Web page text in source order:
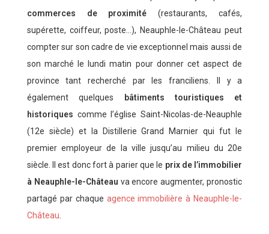
commerces de proximité (restaurants, cafés,
supérette, coiffeur, poste…), Neauphle-le-Château peut
compter sur son cadre de vie exceptionnel mais aussi de
son marché le lundi matin pour donner cet aspect de
province tant recherché par les franciliens. Il y a
également quelques
bâtiments touristiques et
historiques comme l’église Saint-Nicolas-de-Neauphle
(12e siècle) et la Distillerie Grand Marnier qui fut le
premier employeur de la ville jusqu’au milieu du 20e
siècle. Il est donc fort à parier que le prix de l’immobilier
à Neauphle-le-Château va encore augmenter, pronostic
partagé par chaque agence immobilière à Neauphle-le-
Château